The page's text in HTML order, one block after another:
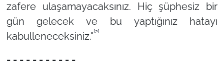
zafere ulaşamayacaksınız. Hiç şüphesiz bir
gün gelecek ve bu yaptığınız hatayı
kabulleneceksiniz."[2]
- - - - - - - - - - -